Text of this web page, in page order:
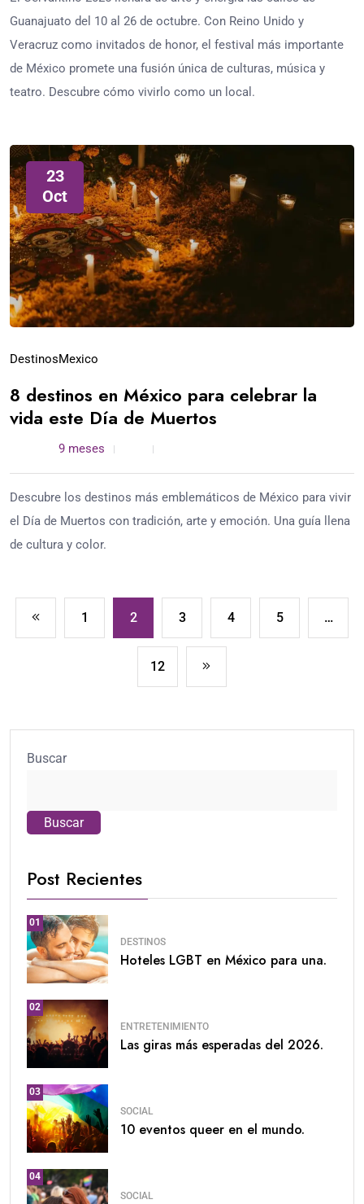
Guanajuato del 10 al 26 de octubre. Con Reino Unido y
Veracruz como invitados de honor, el festival más importante
de México promete una fusión única de culturas, música y
teatro. Descubre cómo vivirlo como un local.
23
Oct
DestinosMexico
8 destinos en México para celebrar la
vida este Día de Muertos
9 meses
Descubre los destinos más emblemáticos de México para vivir
el Día de Muertos con tradición, arte y emoción. Una guía llena
de cultura y color.
1 2 3 4 5 …
12
Buscar
Buscar
Post Recientes
01
DESTINOS
Hoteles LGBT en México para una.
02
ENTRETENIMIENTO
Las giras más esperadas del 2026.
03
SOCIAL
10 eventos queer en el mundo.
04
SOCIAL